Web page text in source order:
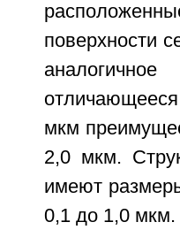
поверхности
мкм
2,0 мкм.
имеют
0,1 до 1,0 мкм.